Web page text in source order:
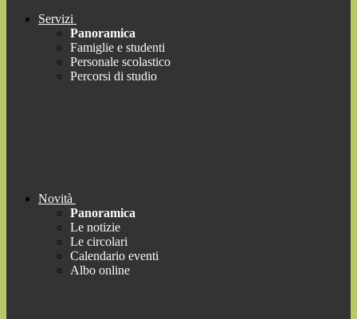
Servizi
Panoramica
Famiglie e studenti
Personale scolastico
Percorsi di studio
Novità
Panoramica
Le notizie
Le circolari
Calendario eventi
Albo online